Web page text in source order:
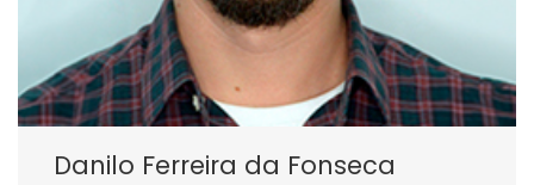
Danilo Ferreira da Fonseca